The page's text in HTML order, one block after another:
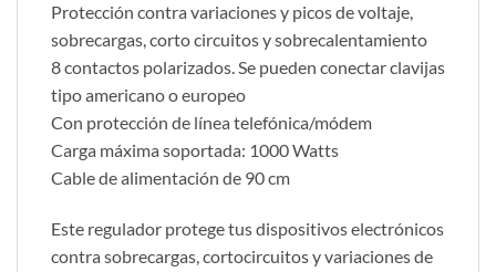
Protección contra variaciones y picos de voltaje,
sobrecargas, corto circuitos y sobrecalentamiento
8 contactos polarizados. Se pueden conectar clavijas
tipo americano o europeo
Con protección de línea telefónica/módem
Carga máxima soportada: 1000 Watts
Cable de alimentación de 90 cm
Este regulador protege tus dispositivos electrónicos
contra sobrecargas, cortocircuitos y variaciones de